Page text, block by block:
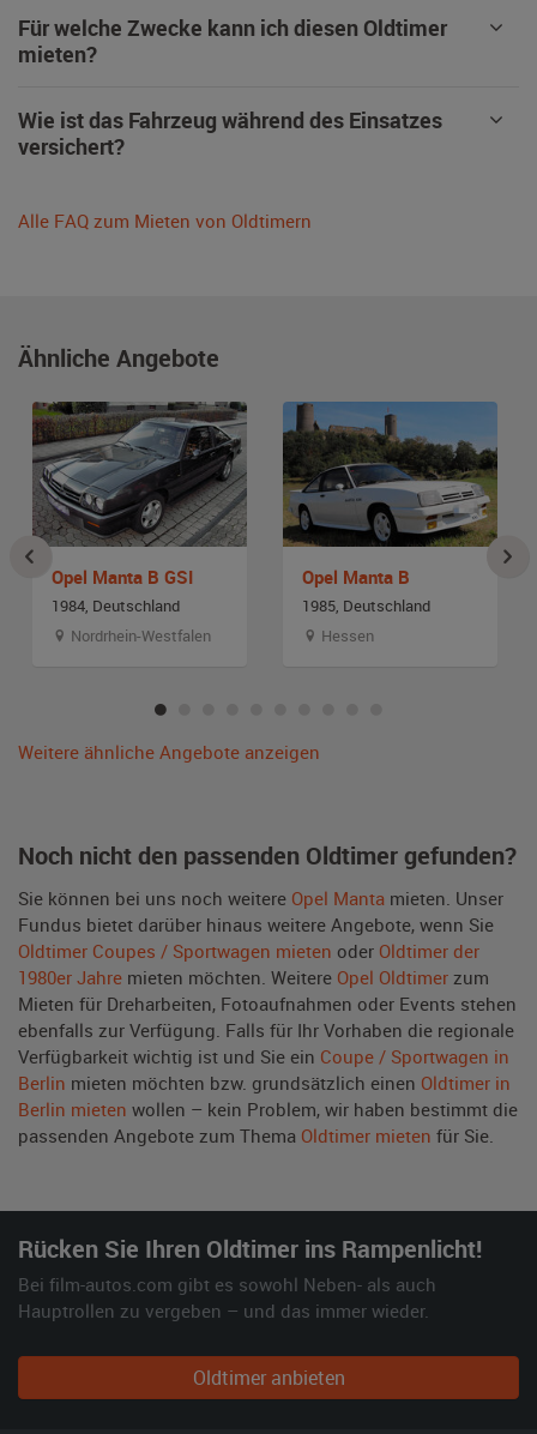
Für welche Zwecke kann ich diesen Oldtimer
mieten?
Wie ist das Fahrzeug während des Einsatzes
versichert?
Alle FAQ zum Mieten von Oldtimern
Ähnliche Angebote
Opel Manta B GSI
1984, Deutschland
Nordrhein-Westfalen
Opel Manta B
1985, Deutschland
Hessen
Weitere ähnliche Angebote anzeigen
Noch nicht den passenden Oldtimer gefunden?
Sie können bei uns noch weitere Opel Manta mieten. Unser
Fundus bietet darüber hinaus weitere Angebote, wenn Sie
Oldtimer Coupes / Sportwagen mieten oder Oldtimer der
1980er Jahre mieten möchten. Weitere Opel Oldtimer zum
Mieten für Dreharbeiten, Fotoaufnahmen oder Events stehen
ebenfalls zur Verfügung. Falls für Ihr Vorhaben die regionale
Verfügbarkeit wichtig ist und Sie ein Coupe / Sportwagen in
Berlin mieten möchten bzw. grundsätzlich einen Oldtimer in
Berlin mieten wollen – kein Problem, wir haben bestimmt die
passenden Angebote zum Thema Oldtimer mieten für Sie.
Rücken Sie Ihren Oldtimer ins Rampenlicht!
Bei film-autos.com gibt es sowohl Neben- als auch
Hauptrollen zu vergeben – und das immer wieder.
Oldtimer anbieten